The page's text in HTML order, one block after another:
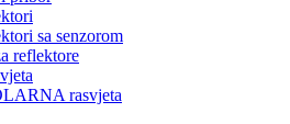
sa senzorom
reflektore
rasvjeta